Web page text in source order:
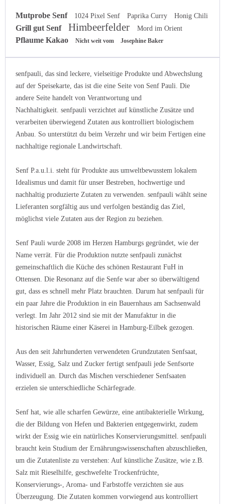
Mutprobe Senf 1024 Pixel Senf Paprika Curry Honig Chili
Grill gut Senf Himbeerfelder Mord im Orient
Pflaume Kakao Nicht weit vom Josephine Baker
senfpauli, das sind leckere, vielseitige Produkte und Abwechslung
auf der Speisekarte, das ist die eine Seite von Senf Pauli. Die
andere Seite handelt von Verantwortung und
Nachhaltigkeit. senfpauli verzichtet auf künstliche Zusätze und
verarbeiten überwiegend Zutaten aus kontrolliert biologischem
Anbau. So unterstützt du beim Verzehr und wir beim Fertigen eine
nachhaltige regionale Landwirtschaft.
Senf P.a.u.l.i. steht für Produkte aus umweltbewusstem lokalem
Idealismus und damit für unser Bestreben, hochwertige und
nachhaltig produzierte Zutaten zu verwenden. senfpauli wählt seine
Lieferanten sorgfältig aus und verfolgen beständig das Ziel,
möglichst viele Zutaten aus der Region zu beziehen.
Senf Pauli wurde 2008 im Herzen Hamburgs gegründet, wie der
Name verrät. Für die Produktion nutzte senfpauli zunächst
gemeinschaftlich die Küche des schönen Restaurant FuH in
Ottensen. Die Resonanz auf die Senfe war aber so überwältigend
gut, dass es schnell mehr Platz brauchten. Darum hat senfpauli für
ein paar Jahre die Produktion in ein Bauernhaus am Sachsenwald
verlegt. Im Jahr 2012 sind sie mit der Manufaktur in die
historischen Räume einer Käserei in Hamburg-Eilbek gezogen.
Aus den seit Jahrhunderten verwendeten Grundzutaten Senfsaat,
Wasser, Essig, Salz und Zucker fertigt senfpauli jede Senfsorte
individuell an. Durch das Mischen verschiedener Senfsaaten
erzielen sie unterschiedliche Schärfegrade.
Senf hat, wie alle scharfen Gewürze, eine antibakterielle Wirkung,
die der Bildung von Hefen und Bakterien entgegenwirkt, zudem
wirkt der Essig wie ein natürliches Konservierungsmittel. senfpauli
braucht kein Studium der Ernährungswissenschaften abzuschließen,
um die Zutatenliste zu verstehen: Auf künstliche Zusätze, wie z.B.
Salz mit Rieselhilfe, geschwefelte Trockenfrüchte,
Konservierungs-, Aroma- und Farbstoffe verzichten sie aus
Überzeugung. Die Zutaten kommen vorwiegend aus kontrolliert